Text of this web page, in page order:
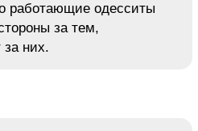
работающие одесситы
за тем,
за них.